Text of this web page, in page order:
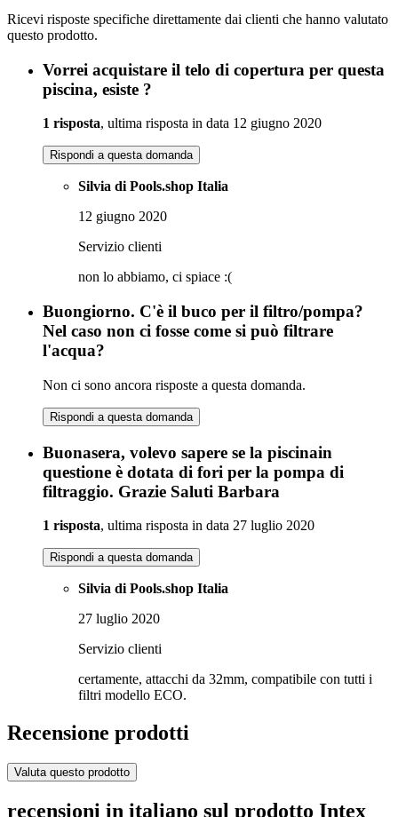
Ricevi risposte specifiche direttamente dai clienti che hanno valutato
questo prodotto.
Vorrei acquistare il telo di copertura per questa
piscina, esiste ?
1 risposta, ultima risposta in data 12 giugno 2020
Rispondi a questa domanda
Silvia di Pools.shop Italia
12 giugno 2020
Servizio clienti
non lo abbiamo, ci spiace :(
Buongiorno. C'è il buco per il filtro/pompa?
Nel caso non ci fosse come si può filtrare
l'acqua?
Non ci sono ancora risposte a questa domanda.
Rispondi a questa domanda
Buonasera, volevo sapere se la piscinain
questione è dotata di fori per la pompa di
filtraggio. Grazie Saluti Barbara
1 risposta, ultima risposta in data 27 luglio 2020
Rispondi a questa domanda
Silvia di Pools.shop Italia
27 luglio 2020
Servizio clienti
certamente, attacchi da 32mm, compatibile con tutti i
filtri modello ECO.
Recensione prodotti
Valuta questo prodotto
recensioni in italiano sul prodotto Intex